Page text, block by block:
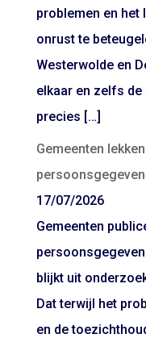
problemen en het
onrust te
Westerwolde en
elkaar en zelfs
precies […]
Gemeenten
17/07/2026
Gemeenten
blijkt uit
Dat terwijl het
en de